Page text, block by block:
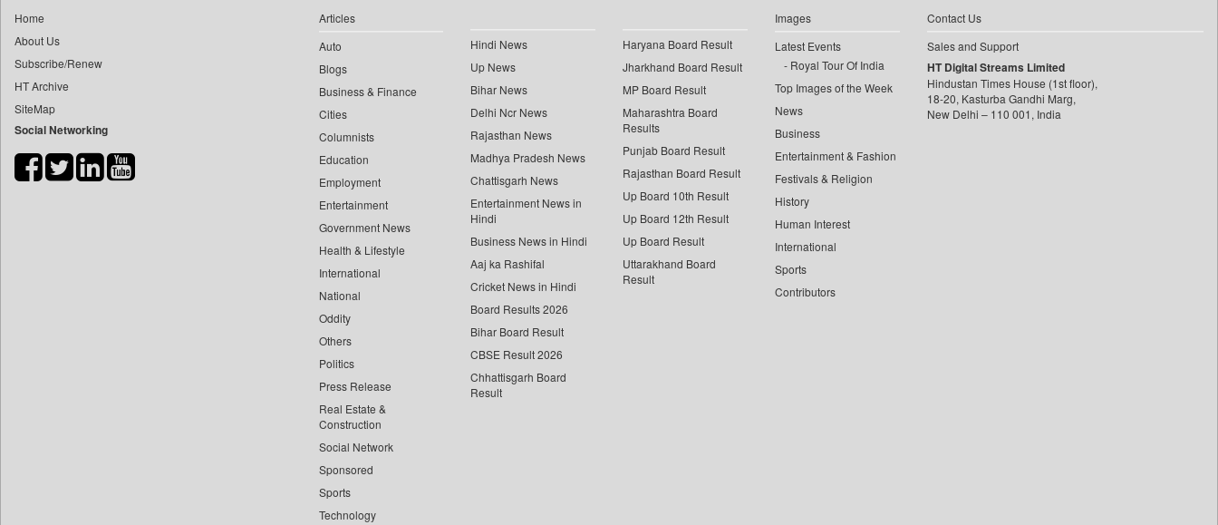
Bang Gaming
Bang Showbiz
Bang Tech
Bangladesh Business News
Bihar Times
Home
About Us
Subscribe/Renew
HT Archive
SiteMap
Social Networking
Articles
Auto
Blogs
Business & Finance
Cities
Columnists
Education
Employment
Entertainment
Government News
Health & Lifestyle
International
National
Oddity
Others
Politics
Press Release
Real Estate &
Construction
Social Network
Sponsored
Sports
Technology
Hindi News
Up News
Bihar News
Delhi Ncr News
Rajasthan News
Madhya Pradesh News
Chattisgarh News
Entertainment News in
Hindi
Business News in Hindi
Aaj ka Rashifal
Cricket News in Hindi
Board Results 2026
Bihar Board Result
CBSE Result 2026
Chhattisgarh Board
Result
Haryana Board Result
Jharkhand Board Result
MP Board Result
Maharashtra Board
Results
Punjab Board Result
Rajasthan Board Result
Up Board 10th Result
Up Board 12th Result
Up Board Result
Uttarakhand Board
Result
Images
Latest Events
Royal Tour Of India
Top Images of the Week
News
Business
Entertainment & Fashion
Festivals & Religion
History
Human Interest
International
Sports
Contributors
Contact Us
Sales and Support
HT Digital Streams Limited
Hindustan Times House (1st floor),
18-20, Kasturba Gandhi Marg,
New Delhi – 110 001, India